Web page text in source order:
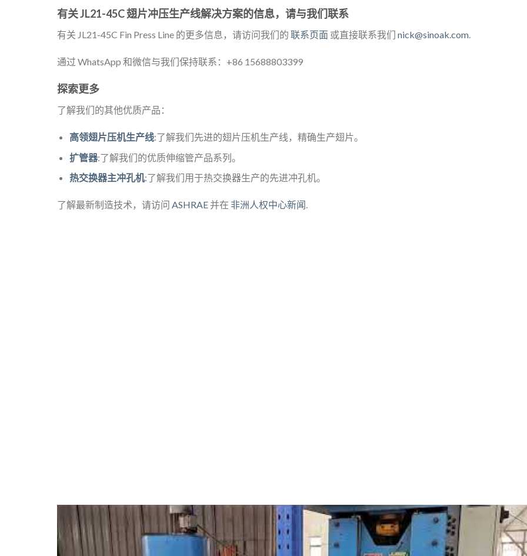
有关 JL21-45C 翅片冲压生产线解决方案的信息，请与我们联系
有关 JL21-45C Fin Press Line 的更多信息，请访问我们的 联系页面 或直接联系我们 nick@sinoak.com.
通过 WhatsApp 和微信与我们保持联系：+86 15688803399
探索更多
了解我们的其他优质产品：
高领翅片压机生产线:了解我们先进的翅片压机生产线，精确生产翅片。
扩管器:了解我们的优质伸缩管产品系列。
热交换器主冲孔机:了解我们用于热交换器生产的先进冲孔机。
了解最新制造技术，请访问 ASHRAE 并在 非洲人权中心新闻.